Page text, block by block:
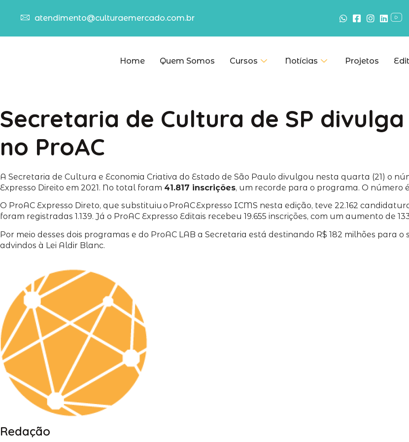
atendimento@culturaemercado.com.br
Home Quem Somos Cursos Notícias Projetos
Secretaria de Cultura de SP
no ProAC
A Secretaria de Cultura e Economia Criativa do Estado de São Paulo divulgou nesta quarta (21) o
Expresso Direito em 2021. No total foram 41.817 inscrições, um recorde para o programa. O número
O ProAC Expresso Direto, que substituiu o ProAC Expresso ICMS nesta edição, teve 22.162
foram registradas 1.139. Já o ProAC Expresso Editais recebeu 19.655 inscrições, com um aumento de
Por meio desses dois programas e do ProAC LAB a Secretaria está destinando R$ 182 milhões para
advindos à Lei Aldir Blanc.
Redação